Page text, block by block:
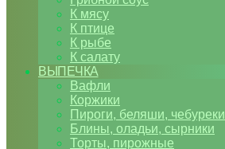
К мясу
К птице
К рыбе
К салату
ВЫПЕЧКА
Вафли
Коржики
Пироги, беляши, чебуреки
Блины, оладьи, сырники
Торты, пирожные